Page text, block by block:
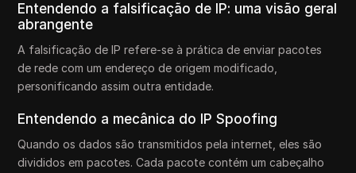
Entendendo a falsificação de IP: uma visão geral
abrangente
A falsificação de IP refere-se à prática de enviar pacotes
de rede com um endereço de origem modificado,
personificando assim outra entidade.
Entendendo a mecânica do IP Spoofing
Quando os dados são transmitidos pela internet, eles são
divididos em pacotes. Cada pacote contém um cabeçalho